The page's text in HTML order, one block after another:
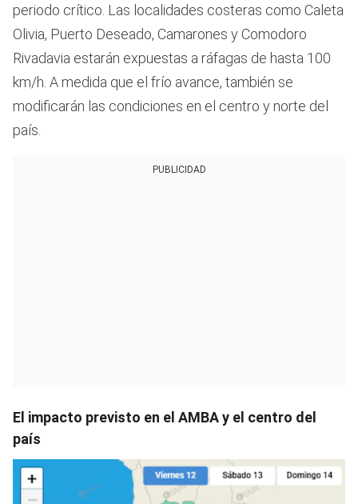
periodo crítico. Las localidades costeras como Caleta
Olivia, Puerto Deseado, Camarones y Comodoro
Rivadavia estarán expuestas a ráfagas de hasta 100
km/h. A medida que el frío avance, también se
modificarán las condiciones en el centro y norte del
país.
PUBLICIDAD
El impacto previsto en el AMBA y el centro del
país